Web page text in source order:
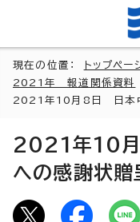
現在の位置： トップペー
2021年 報道関係資料
2021年10月8日 日本
2021年10
への感謝状贈